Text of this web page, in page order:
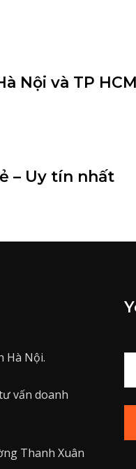
Nội và TP HCM
– Uy tín nhất
Hà Nội.
vấn doanh
Thanh Xuân